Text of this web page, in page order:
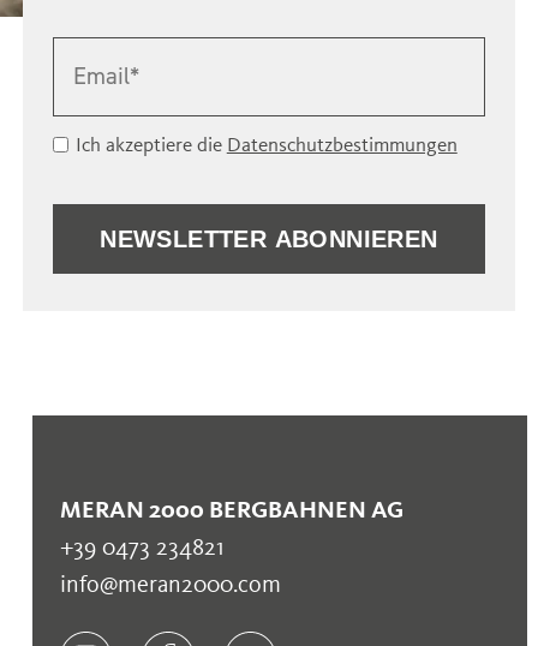
Ich akzeptiere die Datenschutzbestimmungen
NEWSLETTER ABONNIEREN
MERAN 2000 BERGBAHNEN AG
+39 0473 234821
info@meran2000.com